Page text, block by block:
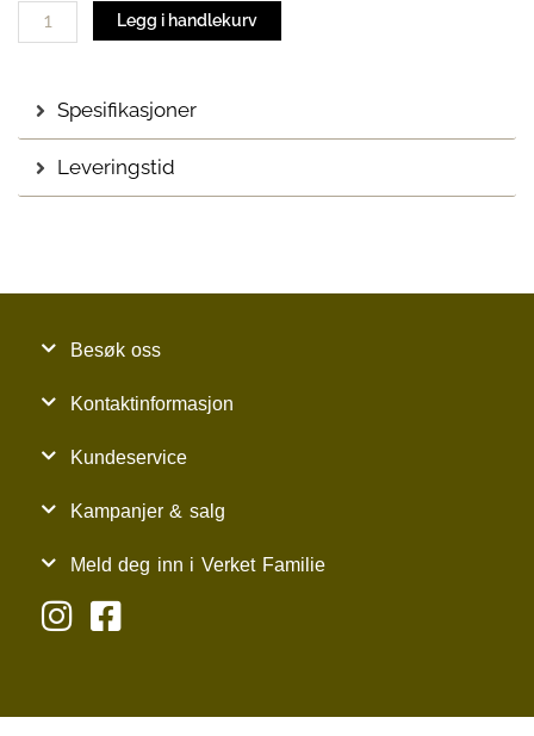
Legg i handlekurv
Spesifikasjoner
Leveringstid
Besøk oss
Kontaktinformasjon
Kundeservice
Kampanjer & salg
Meld deg inn i Verket Familie